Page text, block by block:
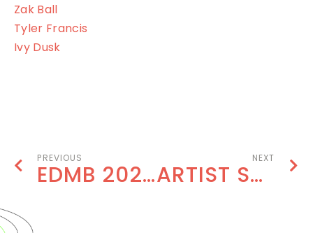
Zak Ball
Tyler Francis
Ivy Dusk
PREVIOUS
EDMB 2020 EXPERIENCE WITH VIP UPGRADES!
NEXT
ARTIST SPOTLIGHT: IVY DUSK COMEBACK